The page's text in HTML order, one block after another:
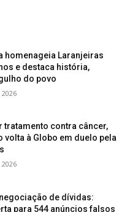
homenageia Laranjeiras
e destaca história,
do povo
tratamento contra câncer,
volta à Globo em duelo pela
de dívidas:
para 544 anúncios falsos